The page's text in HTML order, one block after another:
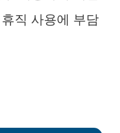
직 사용에 부담